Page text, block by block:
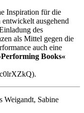
Inspiration für die
ausgehend
des
als Mittel gegen die
auch eine
Books«
Weigandt, Sabine